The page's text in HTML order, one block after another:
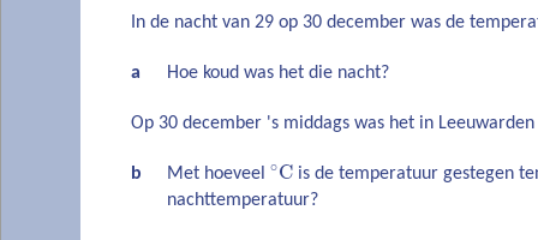
In de nacht van 29 op 30 december was de
a Hoe koud was het die nacht?
Op 30 december 's middags was het in
b Met hoeveel ∘Cis de temperatuur gestegen
nachttemperatuur?